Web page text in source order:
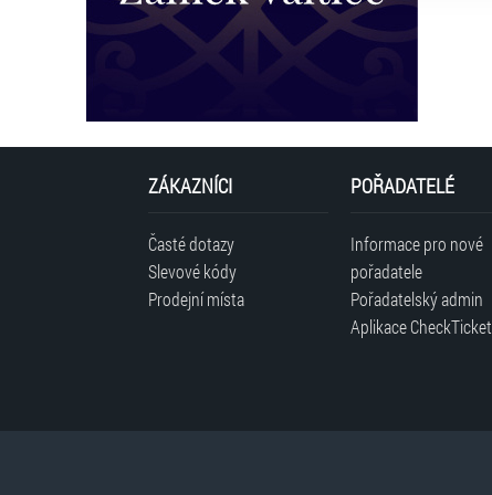
ZÁKAZNÍCI
Časté dotazy
Slevové kódy
Prodejní místa
POŘADATELÉ
Informace pro nové
pořadatele
Pořadatelský admin
Aplikace CheckTicket